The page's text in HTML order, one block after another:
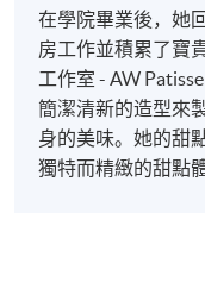
在學院畢業後，她
房工作並積累了寶
工作室 - AW
簡潔清新的造型來
身的美味。她的甜
獨特而精緻的甜點